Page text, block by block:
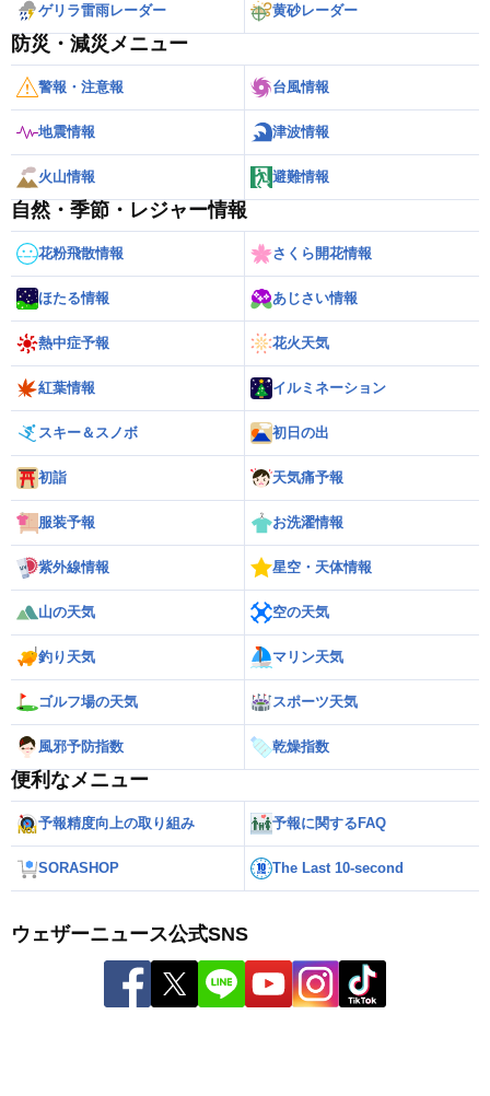
ゲリラ雷雨レーダー 黄砂レーダー
防災・減災メニュー
警報・注意報 台風情報
地震情報 津波情報
火山情報 避難情報
自然・季節・レジャー情報
花粉飛散情報 さくら開花情報
ほたる情報 あじさい情報
熱中症予報 花火天気
紅葉情報 イルミネーション
スキー＆スノボ 初日の出
初詣 天気痛予報
服装予報 お洗濯情報
紫外線情報 星空・天体情報
山の天気 空の天気
釣り天気 マリン天気
ゴルフ場の天気 スポーツ天気
風邪予防指数 乾燥指数
便利なメニュー
予報精度向上の取り組み 予報に関するFAQ
SORASHOP The Last 10-second
ウェザーニュース公式SNS